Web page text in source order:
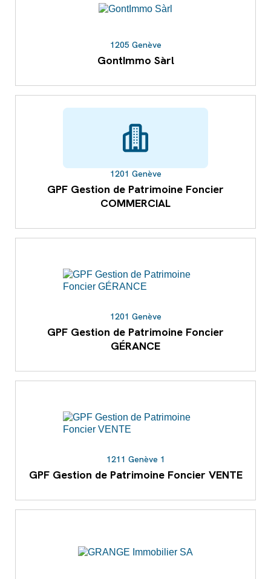
1205 Genève
GontImmo Sàrl
1201 Genève
GPF Gestion de Patrimoine Foncier
COMMERCIAL
1201 Genève
GPF Gestion de Patrimoine Foncier
GÉRANCE
1211 Genève 1
GPF Gestion de Patrimoine Foncier VENTE